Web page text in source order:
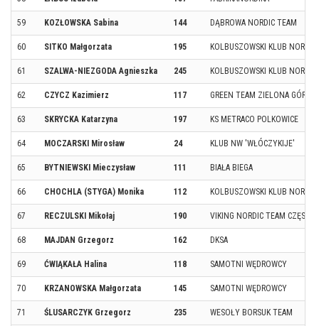
59 KOZŁOWSKA Sabina 144 DĄBROWA NORDIC TEAM
60 SITKO Małgorzata 195 KOLBUSZOWSKI KLUB NORDIC
61 SZALWA-NIEZGODA Agnieszka 245 KOLBUSZOWSKI KLUB NORDIC
62 CZYCZ Kazimierz 117 GREEN TEAM ZIELONA GÓRA
63 SKRYCKA Katarzyna 197 KS METRACO POLKOWICE
64 MOCZARSKI Mirosław 24 KLUB NW 'WŁÓCZYKIJE'
65 BYTNIEWSKI Mieczysław 111 BIAŁA BIEGA
66 CHOCHLA (STYGA) Monika 112 KOLBUSZOWSKI KLUB NORDIC
67 RECZULSKI Mikołaj 190 VIKING NORDIC TEAM
68 MAJDAN Grzegorz 162 DKSA
69 ĆWIĄKAŁA Halina 118 SAMOTNI WĘDROWCY
70 KRZANOWSKA Małgorzata 145 SAMOTNI WĘDROWCY
71 ŚLUSARCZYK Grzegorz 235 WESOŁY BORSUK TEAM